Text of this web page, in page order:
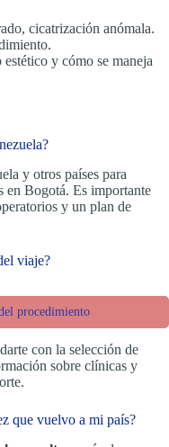
cicatrización anómala.
y cómo se maneja
y otros países para
en Bogotá. Es importante
y un plan de
viaje?
procedimiento
con la selección de
sobre clínicas y
que vuelvo a mi país?